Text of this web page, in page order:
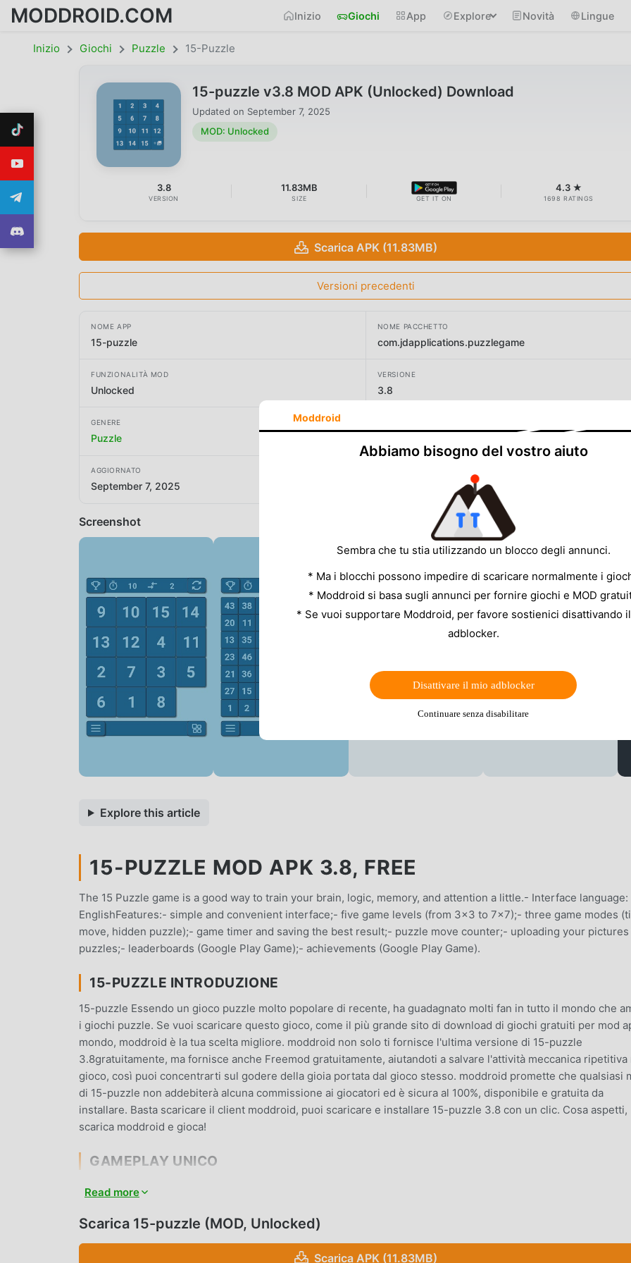
MODDROID.COM Inizio Giochi App Explore Novità Lingue
Inizio Giochi Puzzle 15-Puzzle
15-puzzle v3.8 MOD APK (Unlocked) Download
Updated on September 7, 2025
MOD: Unlocked
3.8
VERSION
11.83MB
SIZE GET IT ON
4.3 ★
1698 RATINGS
Scarica APK (11.83MB)
Versioni precedenti
NOME APP
15-puzzle
NOME PACCHETTO
com.jdapplications.puzzlegame
FUNZIONALITÀ MOD
Unlocked
VERSIONE
3.8
GENERE
Puzzle
AGGIORNATO
September 7, 2025
Screenshot
Explore this article
15-PUZZLE MOD APK 3.8, FREE
The 15 Puzzle game is a good way to train your brain, logic, memory, and attention a little.- Interface language:
EnglishFeatures:- simple and convenient interface;- five game levels (from 3x3 to 7x7);- three game modes
move, hidden puzzle);- game timer and saving the best result;- puzzle move counter;- uploading your
puzzles;- leaderboards (Google Play Game);- achievements (Google Play Game).
15-PUZZLE INTRODUZIONE
15-puzzle Essendo un gioco puzzle molto popolare di recente, ha guadagnato molti fan in tutto il mondo che
i giochi puzzle. Se vuoi scaricare questo gioco, come il più grande sito di download di giochi gratuiti per mod
mondo, moddroid è la tua scelta migliore. moddroid non solo ti fornisce l'ultima versione di 15-puzzle
3.8gratuitamente, ma fornisce anche Freemod gratuitamente, aiutandoti a salvare l'attività meccanica ripetitiva
gioco, così puoi concentrarti sul godere della gioia portata dal gioco stesso. moddroid promette che qualsiasi
di 15-puzzle non addebiterà alcuna commissione ai giocatori ed è sicura al 100%, disponibile e gratuita da
installare. Basta scaricare il client moddroid, puoi scaricare e installare 15-puzzle 3.8 con un clic. Cosa aspetti,
scarica moddroid e gioca!
GAMEPLAY UNICO
15-puzzle Essendo un popolare gioco puzzle, il suo gameplay unico lo ha aiutato a conquistare un gran numero
principianti, così puoi facilmente avviare l'intero gioco e goderti la gioia offerta dai classici giochi puzzle 15-
consentendoti di comunicare e condividere con tutti gli amanti dei giochi puzzle in tutto il mondo, cosa stai
Read more
Scarica 15-puzzle (MOD, Unlocked)
Scarica APK (11.83MB)
Moddroid
Abbiamo bisogno del vostro aiuto
Sembra che tu stia utilizzando un blocco degli annunci.
* Ma i blocchi possono impedire di scaricare normalmente i
* Moddroid si basa sugli annunci per fornire giochi e MOD
* Se vuoi supportare Moddroid, per favore sostienici disattivando
adblocker.
Disattivare il mio adblocker
Continuare senza disabilitare